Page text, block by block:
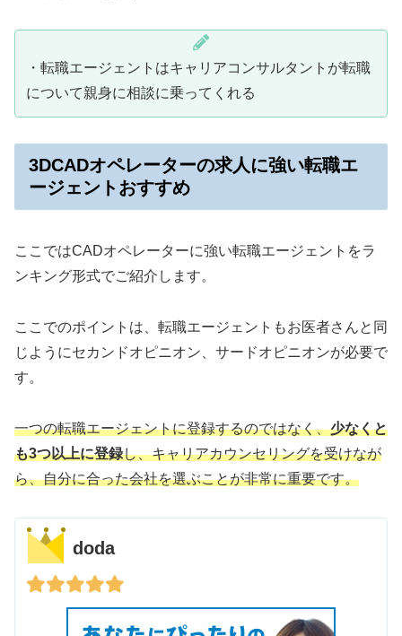
・転職エージェントはキャリアコンサルタントが転職
について親身に相談に乗ってくれる
3DCADオペレーターの求人に強い転職エ
ージェントおすすめ
ここではCADオペレーターに強い転職エージェントをラ
ンキング形式でご紹介します。
ここでのポイントは、転職エージェントもお医者さんと同
じようにセカンドオピニオン、サードオピニオンが必要で
す。
一つの転職エージェントに登録するのではなく、少なくと
も3つ以上に登録し、キャリアカウンセリングを受けなが
ら、自分に合った会社を選ぶことが非常に重要です。
doda